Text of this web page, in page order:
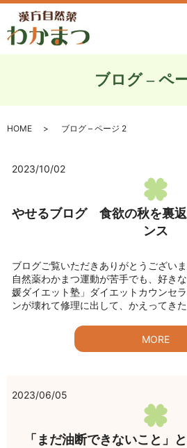
ブログ – ペ
HOME ブログ – ページ 2
2023/10/02
やせるブログ 食欲の秋を裏
ンス
ブログご覧いただきありがとうござい
自然薬わかまつ運動が苦手でも、好き
媛ダイエット塾」ダイエットカウンセ
ンが壊れて修理に出して、かえってき
MORE
2023/06/05
「まだ油断できないこと」